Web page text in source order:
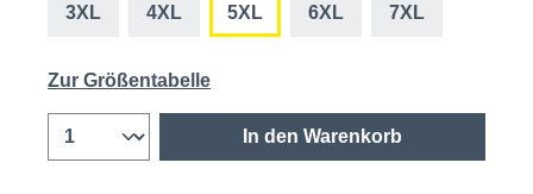
3XL 4XL 5XL 6XL 7XL
Zur Größentabelle
In den Warenkorb